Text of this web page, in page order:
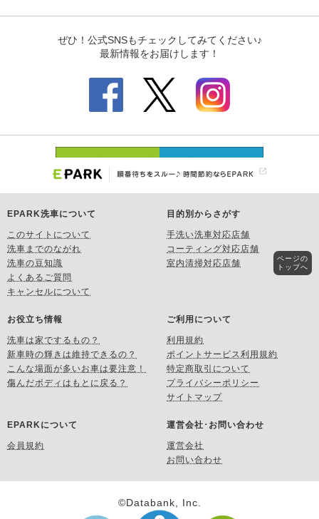
EPARK洗車について
このサイトについて
洗車までのながれ
洗車の豆知識
よくあるご質問
キャンセルについて
目的別からさがす
手洗い洗車対応店舗
コーティング対応店舗
室内清掃対応店舗
お役立ち情報
洗車は家でするもの？
新車時の輝きは維持できるの？
こんな場面が多いお車は要注意！
傷んだボディはもとに戻る？
ご利用について
利用規約
ポイントサービス利用規約
特定商取引について
プライバシーポリシー
サイトマップ
EPARKについて
会員規約
運営会社･お問い合わせ
運営会社
お問い合わせ
©Databank, Inc.
ページの
トップへ